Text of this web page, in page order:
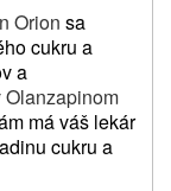
Orion sa
cukru a
a
Olanzapinom
má váš lekár
cukru a